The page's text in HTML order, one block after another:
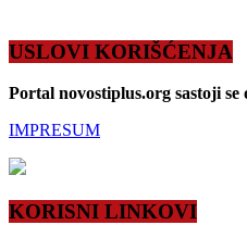
USLOVI KORIŠĆENJA
Portal novostiplus.org sastoji
IMPRESUM
KORISNI LINKOVI